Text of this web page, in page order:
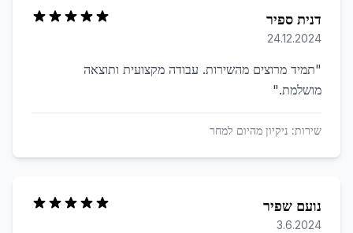
דנית ספיר
24.12.2024
"תמיד מרוצים מהשירות. עבודה מקצועית ותוצאה
מושלמת."
שירות: ניקיון מהיום למחר
נועם שפיר
3.6.2024